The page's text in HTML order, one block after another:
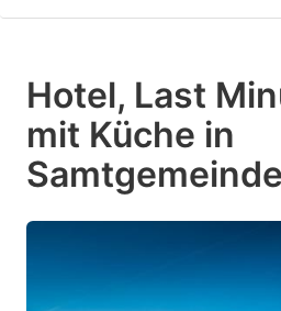
Hotel, Last
mit Küche in